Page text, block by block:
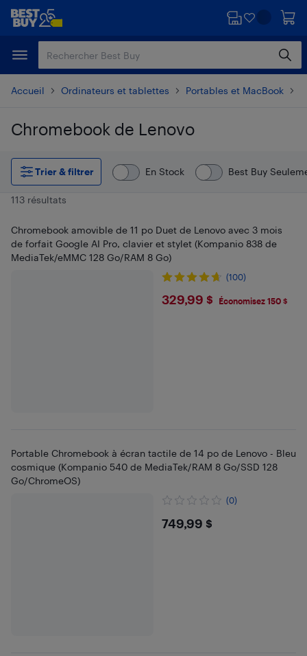
Passer
principal
Passer
Accueil Ordinateurs et tablettes Portables et MacBook
Chromebook de Lenovo
Passer aux résultats
Trier & filtrer
En Stock Best Buy
113 résultats
Chromebook amovible de 11 po Duet de Lenovo avec 3 mois
de forfait Google AI Pro, clavier et stylet (Kompanio 838 de
MediaTek/eMMC 128 Go/RAM 8 Go)
(100)
$329.99
329,99 $ Économisez 150 $
Portable Chromebook à écran tactile de 14 po de Lenovo - Bleu
cosmique (Kompanio 540 de MediaTek/RAM 8 Go/SSD 128
Go/ChromeOS)
(0)
$749.99
749,99 $